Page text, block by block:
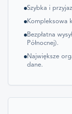
Szybka i
Kompleksowa
Bezpłatna
Północnej).
Największe
dane.